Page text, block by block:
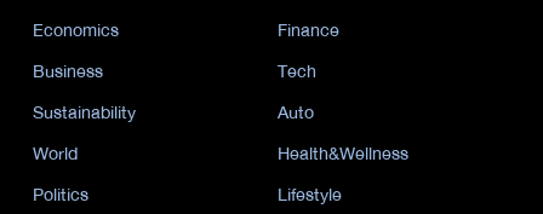
Economics
Finance
Business
Tech
Sustainability
Auto
World
Health&Wellness
Politics
Lifestyle